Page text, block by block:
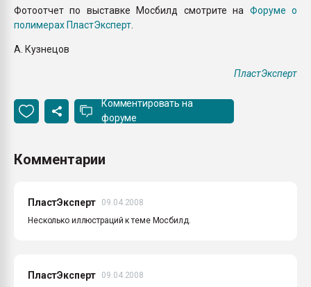
Фотоотчет по выставке Мосбилд смотрите на Форуме о
полимерах ПластЭксперт
А. Кузнецов
ПластЭксперт
Комментировать на
форуме
Комментарии
ПластЭксперт
09.04.2008
Несколько иллюстраций к теме Мосбилд.
ПластЭксперт
09.04.2008